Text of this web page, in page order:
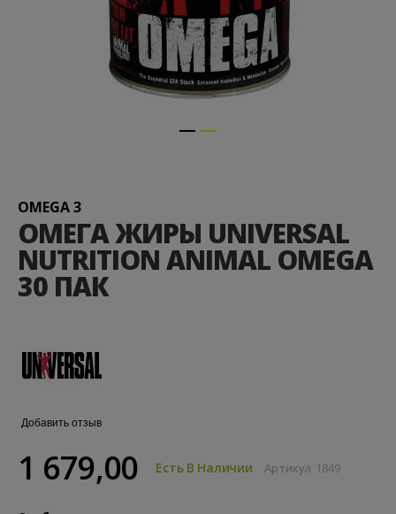
галереи
изображений
OMEGA 3
ОМЕГА ЖИРЫ UNIVERSAL
NUTRITION ANIMAL OMEGA
30 ПАК
Добавить отзыв
1 679,00 Есть В Наличии Артикул 1849